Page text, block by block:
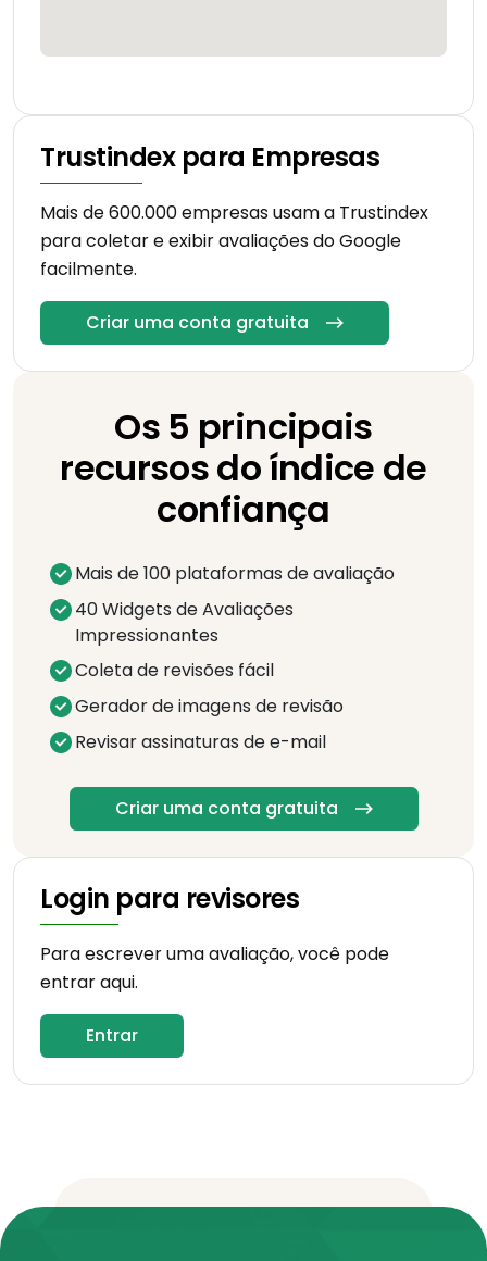
Trustindex para Empresas
Mais de 600.000 empresas usam a Trustindex
para coletar e exibir avaliações do Google
facilmente.
Criar uma conta gratuita
Os 5 principais
recursos do índice de
confiança
Mais de 100 plataformas de avaliação
40 Widgets de Avaliações
Impressionantes
Coleta de revisões fácil
Gerador de imagens de revisão
Revisar assinaturas de e-mail
Criar uma conta gratuita
Login para revisores
Para escrever uma avaliação, você pode
entrar aqui.
Entrar